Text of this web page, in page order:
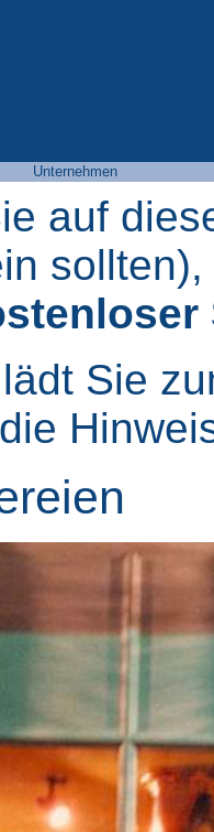
Unternehmen
auf
sollten),
Sie